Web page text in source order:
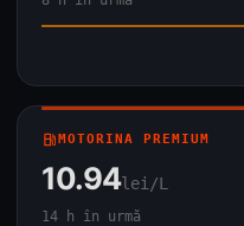
local_gas_stationMOTORINA PREMIUM
10.94lei/L
14 h în urmă